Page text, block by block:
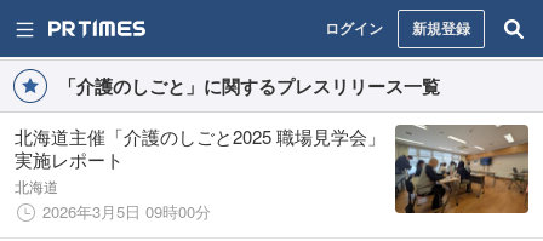
ログイン 新規登録
「介護のしごと」に関するプレスリリース一覧
北海道主催「介護のしごと2025 職場見学会」
実施レポート
北海道
2026年3月5日 09時00分